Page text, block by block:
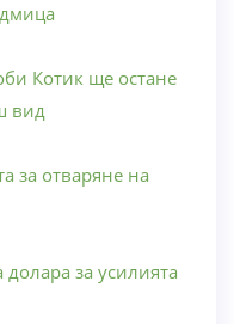
Котик ще остане
вид
за отваряне на
за усилията